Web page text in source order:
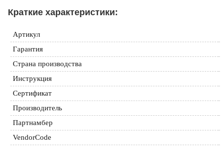
Краткие характеристики:
Артикул
Гарантия
Страна производства
Инструкция
Сертификат
Производитель
Партнамбер
VendorCode